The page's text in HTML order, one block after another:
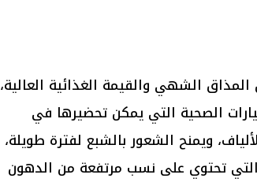
الشهي والقيمة الغذائية العالية،
الصحية التي يمكن تحضيرها في
ويمنح الشعور بالشبع لفترة طويلة،
التي تحتوي على نسب مرتفعة من الدهون